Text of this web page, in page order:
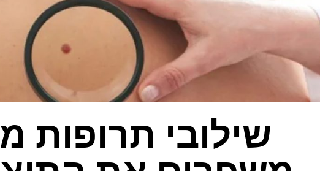
שילובי תרופות